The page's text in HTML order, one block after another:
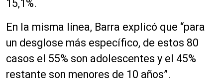
15,1%.
En la misma línea, Barra explicó que “para
un desglose más específico, de estos 80
casos el 55% son adolescentes y el 45%
restante son menores de 10 años”.